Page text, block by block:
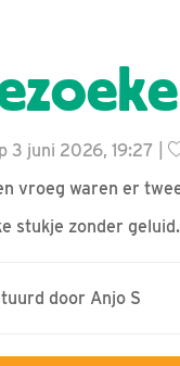
3 juni 2026, 19:27 |
vroeg waren er
stukje zonder geluid.
door Anjo S